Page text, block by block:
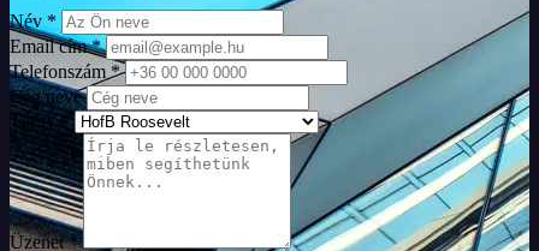
Név *
Email cím *
Telefonszám *
Cég neve
Tárgy *
Üzenet *